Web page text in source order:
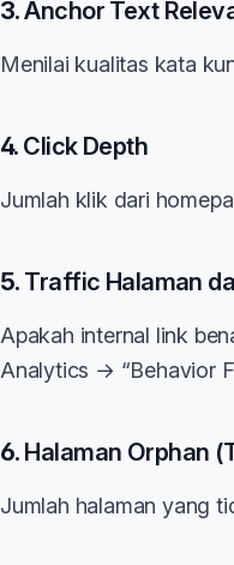
3.Anchor Text
Menilai kualitas kata
4. Click Depth
Jumlah klik dari
5. Traffic Halaman
Apakah internal link
Analytics → “Behavior
6. Halaman Orphan
Jumlah halaman yang